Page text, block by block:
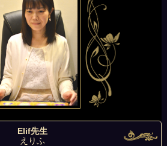
Elif先生
えりふ